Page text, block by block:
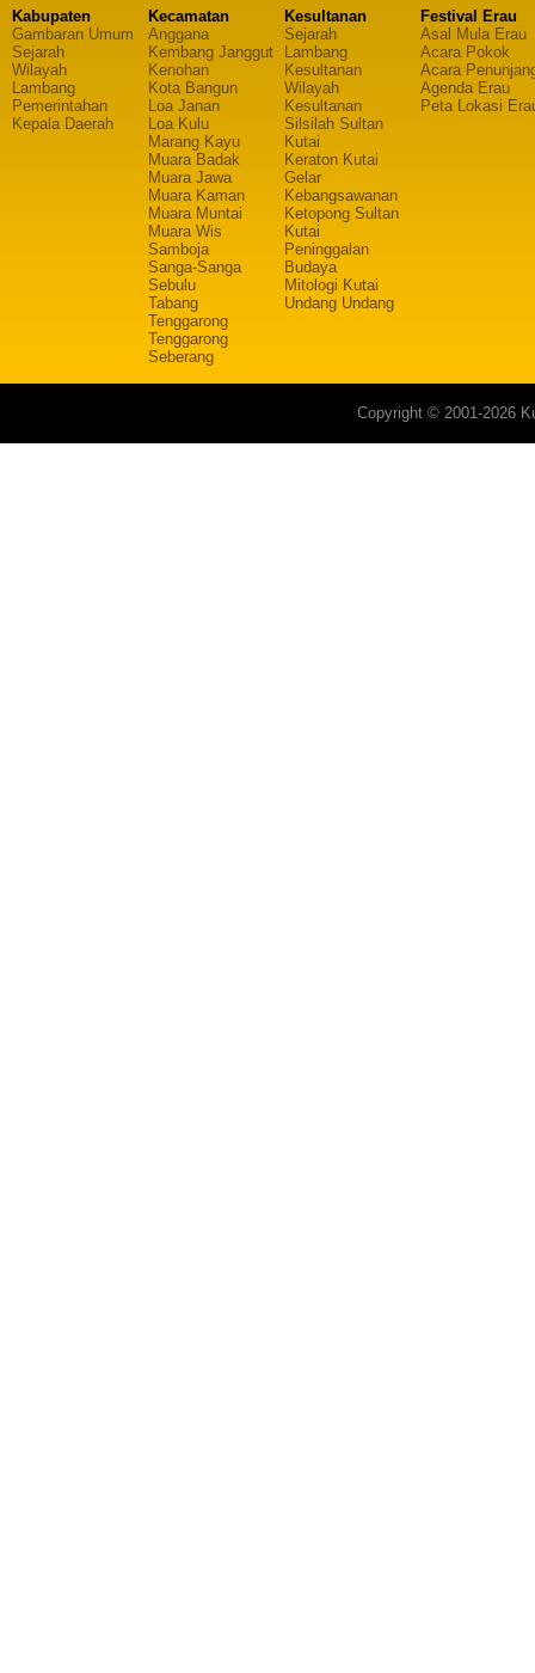
Kabupaten
Gambaran Umum
Sejarah
Wilayah
Lambang
Pemerintahan
Kepala Daerah
Kecamatan
Anggana
Kembang Janggut
Kenohan
Kota Bangun
Loa Janan
Loa Kulu
Marang Kayu
Muara Badak
Muara Jawa
Muara Kaman
Muara Muntai
Muara Wis
Samboja
Sanga-Sanga
Sebulu
Tabang
Tenggarong
Tenggarong
Seberang
Kesultanan
Sejarah
Lambang
Kesultanan
Wilayah
Kesultanan
Silsilah Sultan
Kutai
Keraton Kutai
Gelar
Kebangsawanan
Ketopong Sultan
Kutai
Peninggalan
Budaya
Mitologi Kutai
Undang Undang
Festival Erau
Asal Mula Erau
Acara Pokok
Acara
Agenda Erau
Peta Lokasi
Copyright © 2001-2026